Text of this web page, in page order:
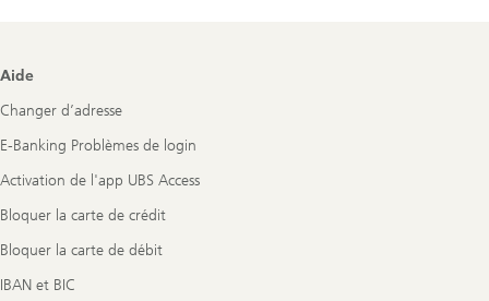
Footer
Aide
Changer d’adresse
E-Banking Problèmes de login
Activation de l'app UBS Access
Bloquer la carte de crédit
Bloquer la carte de débit
IBAN et BIC